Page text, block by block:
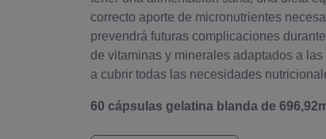
correcto aporte de micronutrientes
prevendrá futuras complicaciones
de vitaminas y minerales adaptados a
a cubrir todas las necesidades
60 cápsulas gelatina blanda de